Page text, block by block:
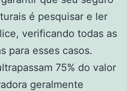
é pesquisar e ler
verificando todas as
para esses casos.
75% do valor
geralmente